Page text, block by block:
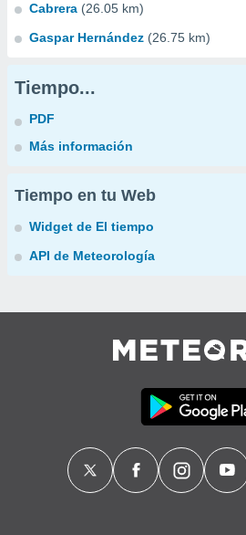
Cabrera (26.05 km)
Gaspar Hernández (26.75 km)
Tiempo...
PDF
Más información
Tiempo en tu Web
Widget de El tiempo
API de Meteorología